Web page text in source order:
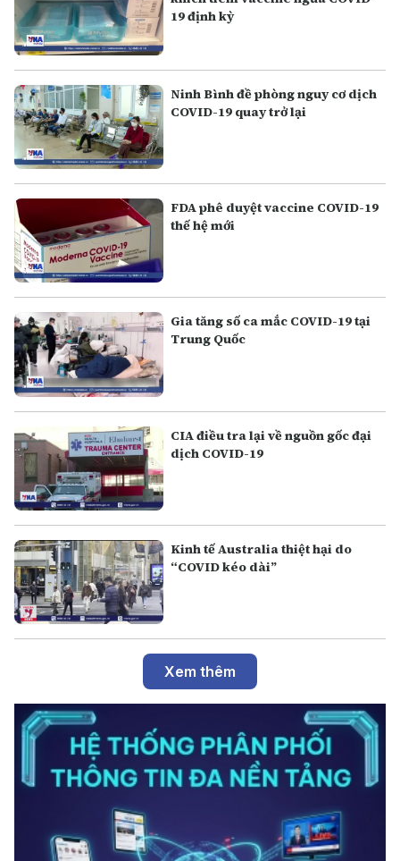
19 định kỳ
Ninh Bình đề phòng nguy cơ dịch
COVID-19 quay trở lại
FDA phê duyệt vaccine COVID-19
thế hệ mới
Gia tăng số ca mắc COVID-19 tại
Trung Quốc
CIA điều tra lại về nguồn gốc đại
dịch COVID-19
Kinh tế Australia thiệt hại do
“COVID kéo dài”
Xem thêm